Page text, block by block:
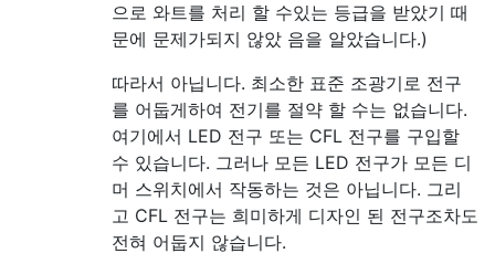
으로 와트를 처리 할 수있는 등급을 받았기 때
문에 문제가되지 않았 음을 알았습니다.)
따라서 아닙니다. 최소한 표준 조광기로 전구
를 어둡게하여 전기를 절약 할 수는 없습니다.
여기에서 LED 전구 또는 CFL 전구를 구입할
수 있습니다. 그러나 모든 LED 전구가 모든 디
머 스위치에서 작동하는 것은 아닙니다. 그리
고 CFL 전구는 희미하게 디자인 된 전구조차도
전혀 어둡지 않습니다.